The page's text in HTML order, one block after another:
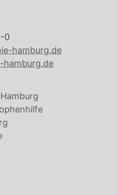
0
hamburg.de
hamburg.de